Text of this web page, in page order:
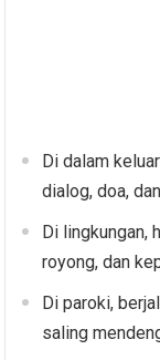
Di dalam
dialog, doa,
Di lingkungan,
royong, dan
Di paroki,
saling